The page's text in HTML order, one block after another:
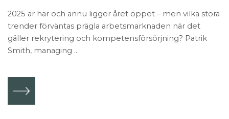
2025 är här och ännu ligger året öppet – men vilka stora
trender förväntas prägla arbetsmarknaden när det
gäller rekrytering och kompetensförsörjning? Patrik
Smith, managing ...